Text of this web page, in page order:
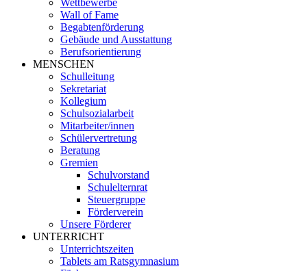
Wettbewerbe
Wall of Fame
Begabtenförderung
Gebäude und Ausstattung
Berufsorientierung
MENSCHEN
Schulleitung
Sekretariat
Kollegium
Schulsozialarbeit
Mitarbeiter/innen
Schülervertretung
Beratung
Gremien
Schulvorstand
Schulelternrat
Steuergruppe
Förderverein
Unsere Förderer
UNTERRICHT
Unterrichtszeiten
Tablets am Ratsgymnasium